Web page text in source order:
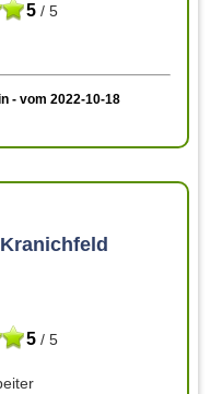
5 / 5
- vom 2022-10-18
5 / 5